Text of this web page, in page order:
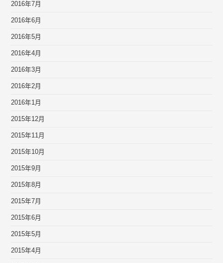
2016年7月
2016年6月
2016年5月
2016年4月
2016年3月
2016年2月
2016年1月
2015年12月
2015年11月
2015年10月
2015年9月
2015年8月
2015年7月
2015年6月
2015年5月
2015年4月